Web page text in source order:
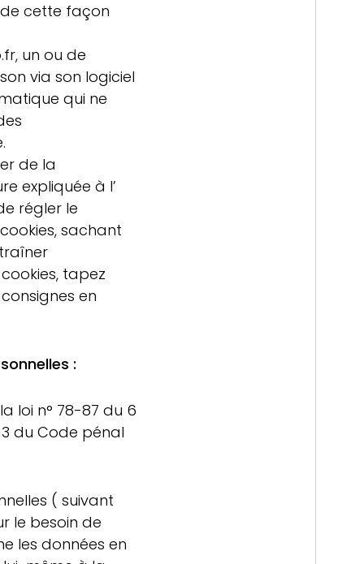
cette façon
un ou de
via son logiciel
qui ne
de la
expliquée à l’
régler le
sachant
tapez
en
:
loi n° 78-87 du 6
du Code pénal
( suivant
le besoin de
les données en